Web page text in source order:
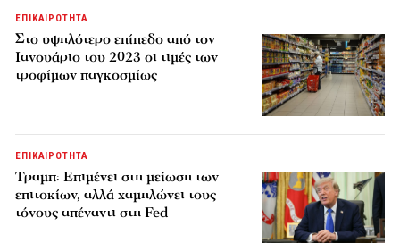
ΕΠΙΚΑΙΡΟΤΗΤΑ
Στο υψηλότερο επίπεδο από τον
Ιανουάριο του 2023 οι τιμές των
τροφίμων παγκοσμίως
ΕΠΙΚΑΙΡΟΤΗΤΑ
Τραμπ: Επιμένει στη μείωση των
επιτοκίων, αλλά χαμηλώνει τους
τόνους απέναντι στη Fed